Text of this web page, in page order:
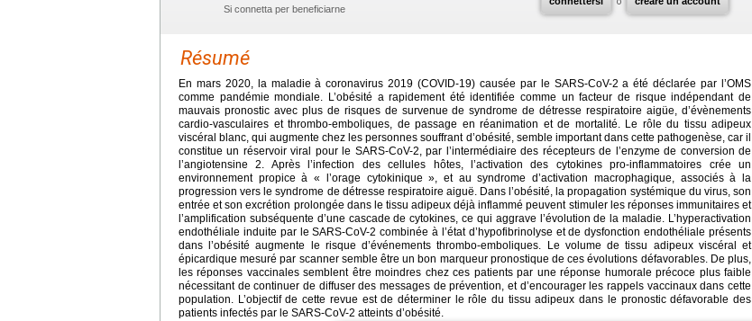
Si connetta per beneficiarne
Résumé
En mars 2020, la maladie à coronavirus 2019 (COVID-19) causée par le SARS-CoV-2 a été déclarée par l’OMS
comme pandémie mondiale. L’obésité a rapidement été identifiée comme un facteur de risque indépendant de
mauvais pronostic avec plus de risques de survenue de syndrome de détresse respiratoire aigüe, d’évènements
cardio-vasculaires et thrombo-emboliques, de passage en réanimation et de mortalité. Le rôle du tissu adipeux
viscéral blanc, qui augmente chez les personnes souffrant d’obésité, semble important dans cette pathogenèse, car il
constitue un réservoir viral pour le SARS-CoV-2, par l’intermédiaire des récepteurs de l’enzyme de conversion de
l’angiotensine 2. Après l’infection des cellules hôtes, l’activation des cytokines pro-inflammatoires crée un
environnement propice à « l’orage cytokinique », et au syndrome d’activation macrophagique, associés à la
progression vers le syndrome de détresse respiratoire aiguë. Dans l’obésité, la propagation systémique du virus, son
entrée et son excrétion prolongée dans le tissu adipeux déjà inflammé peuvent stimuler les réponses immunitaires et
l’amplification subséquente d’une cascade de cytokines, ce qui aggrave l’évolution de la maladie. L’hyperactivation
endothéliale induite par le SARS-CoV-2 combinée à l’état d’hypofibrinolyse et de dysfonction endothéliale présents
dans l’obésité augmente le risque d’événements thrombo-emboliques. Le volume de tissu adipeux viscéral et
épicardique mesuré par scanner semble être un bon marqueur pronostique de ces évolutions défavorables. De plus,
les réponses vaccinales semblent être moindres chez ces patients par une réponse humorale précoce plus faible
nécessitant de continuer de diffuser des messages de prévention, et d’encourager les rappels vaccinaux dans cette
population. L’objectif de cette revue est de déterminer le rôle du tissu adipeux dans le pronostic défavorable des
patients infectés par le SARS-CoV-2 atteints d’obésité.